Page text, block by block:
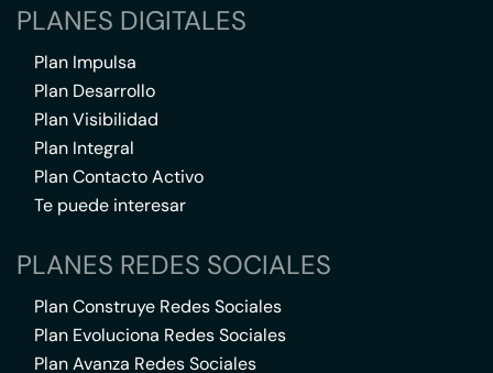
PLANES DIGITALES
Plan Impulsa
Plan Desarrollo
Plan Visibilidad
Plan Integral
Plan Contacto Activo
Te puede interesar
PLANES REDES SOCIALES
Plan Construye Redes Sociales
Plan Evoluciona Redes Sociales
Plan Avanza Redes Sociales